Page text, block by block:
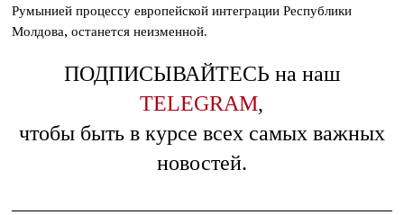
Румынией процессу европейской интеграции Республики
Молдова, останется неизменной.
ПОДПИСЫВАЙТЕСЬ на наш
TELEGRAM,
чтобы быть в курсе всех самых важных
новостей.